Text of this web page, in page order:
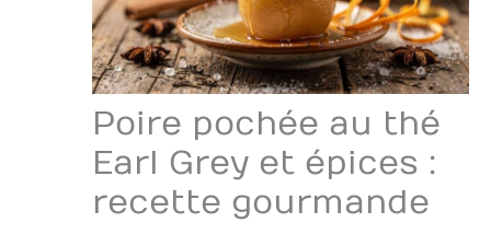
Poire pochée au thé
Earl Grey et épices :
recette gourmande